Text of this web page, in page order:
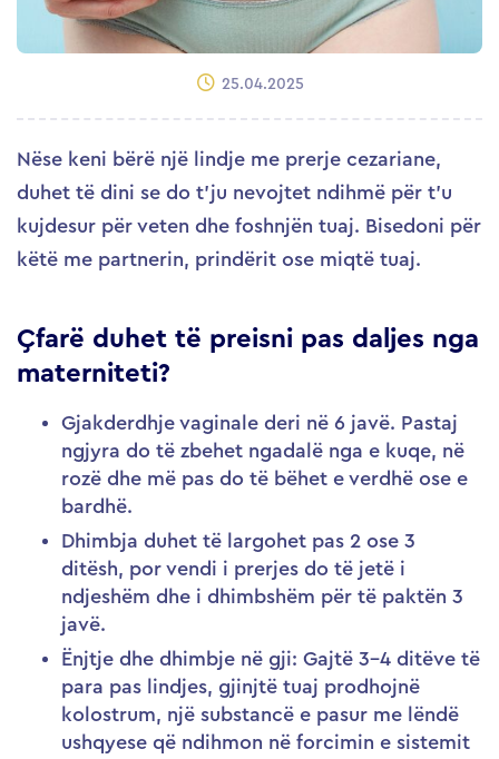
25.04.2025
Nëse keni bërë një lindje me prerje cezariane,
duhet të dini se do t’ju nevojtet ndihmë për t’u
kujdesur për veten dhe foshnjën tuaj. Bisedoni për
këtë me partnerin, prindërit ose miqtë tuaj.
Çfarë duhet të preisni pas daljes nga
materniteti?
Gjakderdhje vaginale deri në 6 javë. Pastaj
ngjyra do të zbehet ngadalë nga e kuqe, në
rozë dhe më pas do të bëhet e verdhë ose e
bardhë.
Dhimbja duhet të largohet pas 2 ose 3
ditësh, por vendi i prerjes do të jetë i
ndjeshëm dhe i dhimbshëm për të paktën 3
javë.
Ënjtje dhe dhimbje në gji: Gajtë 3-4 ditëve të
para pas lindjes, gjinjtë tuaj prodhojnë
kolostrum, një substancë e pasur me lëndë
ushqyese që ndihmon në forcimin e sistemit